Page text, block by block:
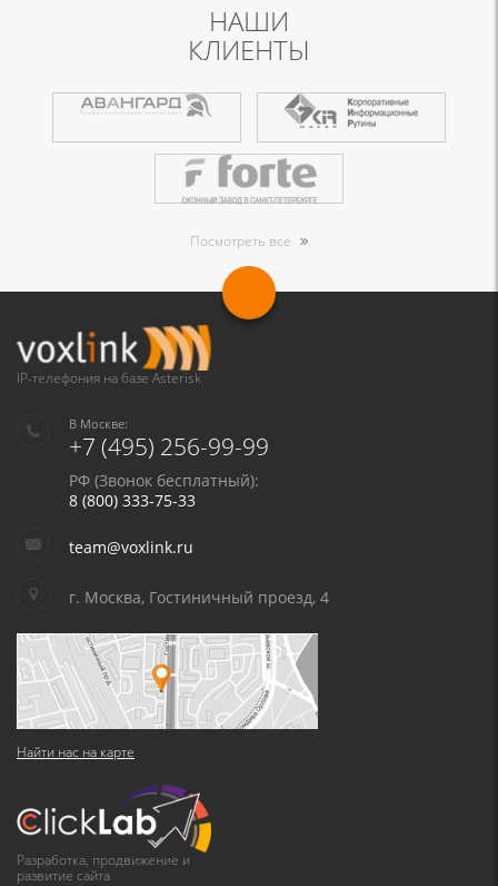
НАШИ
КЛИЕНТЫ
Посмотреть все
IP-телефония на базе Asterisk
В Москве:
+7 (495) 256-99-99
РФ (Звонок бесплатный):
8 (800) 333-75-33
team@voxlink.ru
г. Москва, Гостиничный проезд, 4
Найти нас на карте
Разработка, продвижение и
развитие сайта